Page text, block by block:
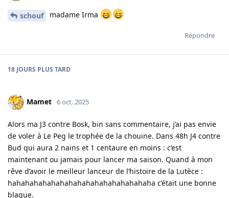
schouf madame Irma
Répondre
18 JOURS PLUS TARD
Mamet 6 oct. 2025
Alors ma J3 contre Bosk, bin sans commentaire, j’ai pas envie
de voler à Le Peg le trophée de la chouine. Dans 48h J4 contre
Bud qui aura 2 nains et 1 centaure en moins : c’est
maintenant ou jamais pour lancer ma saison. Quand à mon
rêve d’avoir le meilleur lanceur de l’histoire de la Lutèce :
hahahahahahahahahahahahahahahahaha c’était une bonne
blague.